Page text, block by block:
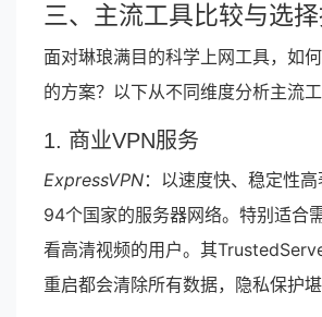
三、主流工具比较与选
面对琳琅满目的科学上网工具，如
的方案？以下从不同维度分析主流工
1. 商业VPN服务
ExpressVPN：以速度快、稳定性
94个国家的服务器网络。特别适合
看高清视频的用户。其
重启都会清除所有数据，隐私保护堪